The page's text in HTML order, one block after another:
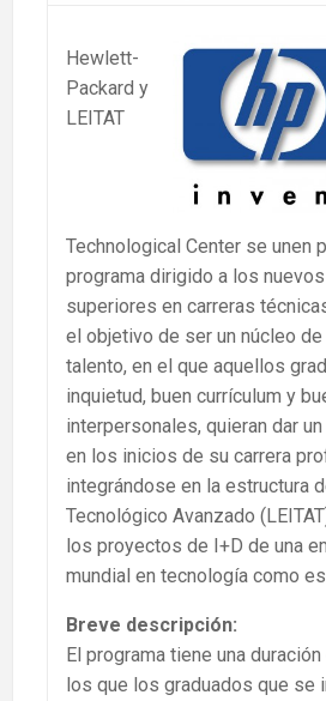
Hewlett-
Packard y
LEITAT
Technological Center se unen
programa dirigido a los
superiores en carreras
el objetivo de ser un núcleo
talento, en el que aquellos
inquietud, buen currículum y
interpersonales, quieran dar
en los inicios de su carrera
integrándose en la estructura
Tecnológico Avanzado
los proyectos de I+D de una
mundial en tecnología como es
Breve descripción:
El programa tiene una
los que los graduados que se